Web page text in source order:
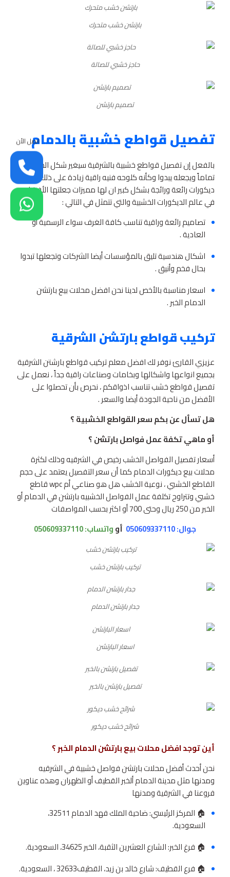
بارتشن خشب متحرك
حاجز خشبي للصالة
تصميم بارتشن
تفصيل قواطع خشبية بالدمام
بالفعل إن تفصيل قواطع خشبية بالشرقية سيغير شكل المكان
تماماً ويجعله يبدوا وكأنه كلوحه فنيه راقية زيادة على ذلك فهي
ديكورات رائعة ورائجة بشكل كبير ان لها مميزات جعلتها الأفضل
في عالم الديكورات الخشبية والتي تتمثل في التالي :
تصاميم رائعة وراقية تناسب كافة الغرف سواء الرسمية أو
العادية .
اشكال هندسية تليق بالمؤسسات أيضا الشركات وتجعلها تبدوا
بحال فخم وأنيق .
اسعار مناسبة بالأخص لدينا نحن افضل محلات بيع بارتشن
الدمام الخبر .
تركيب قواطع بارتشن الشرقية
عزيزي القارئ نوفر لك افضل معلم تركيب قواطع بارشتن الشرقية
بجميع انواعها واشكالها وبخامات وصناعات راقية جداً ، نعمل على
تفصيل قواطع خشب تناسب اذواقكم ، نحرص بأن تحصلوا على
الأفضل من ناحية الجودة أيضا والسعر .
هل تسأل عن بكم سعر القواطع الخشبية ؟
أوماهي تكفة عمل فواصل بارتشن ؟
أسعار تفصيل الفواصل الخشب رخيص في الشرقيه وذلك لكثرة
محلات بيع ديكورات الدمام كما أن سعر التفصيل يعتمد على حجم
القاطع الخشبي ، نوعية الخشب هل هو صناعي أم wpc قاطع
خشبي وتتراوح تكلفة عمل الفواصل الخشبيه بارتشن في الدمام أو
الخبر من 250 ريال وحتى 700 أو اكثر بحسب المواصفات
جوال: 050609337110
أوواتساب:050609337110
تركيب بارتشن خشب
جدار بارتشن الدمام
اسعار البارتشن
تفصيل بارتشن بالخبر
شرائح خشب ديكور
أين توجد افضل محلات بيع بارتشن الدمام الخبر ؟
نحن أحدث أفضل محلات بارتشن فواصل خشبية في الشرقيه
ومدنها مثل مدينة الدمام ألخبر القطيف أو الظهران وهذه عناوين
فروعنا في الشرقية ومدنها
🏠 المركز الرئيسي: ضاحية الملك فهد الدمام 32511،
السعودية.
🏠 فرغ الخبر: الشارع العشرين الثقبة، الخبر 34625، السعودية.
🏠 فرع القطيف: شارع خالد بن زيد، القطيف‎ 32633، السعودية.
اتصل الأن